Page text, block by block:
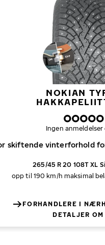
NOKIAN
skiftende vinterforhold
Ingen anmeldelser
265/45 R 20 108T XL
opp til 190 km/h maksimal
FORHANDLERE I
DETALJER OM